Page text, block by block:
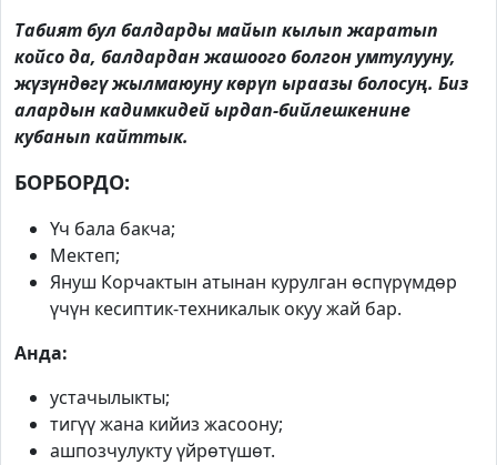
Табият бул балдарды майып кылып жаратып
койсо да, балдардан жашоого болгон умтулууну,
жүзүндөгү жылмаюуну көрүп ыраазы болосуң. Биз
алардын кадимкидей ырдап-бийлешкенине
кубанып кайттык.
БОРБОРДО:
Үч бала бакча;
Мектеп;
Януш Корчактын атынан курулган өспүрүмдөр
үчүн кесиптик-техникалык окуу жай бар.
Анда:
устачылыкты;
тигүү жана кийиз жасоону;
ашпозчулукту үйрөтүшөт.